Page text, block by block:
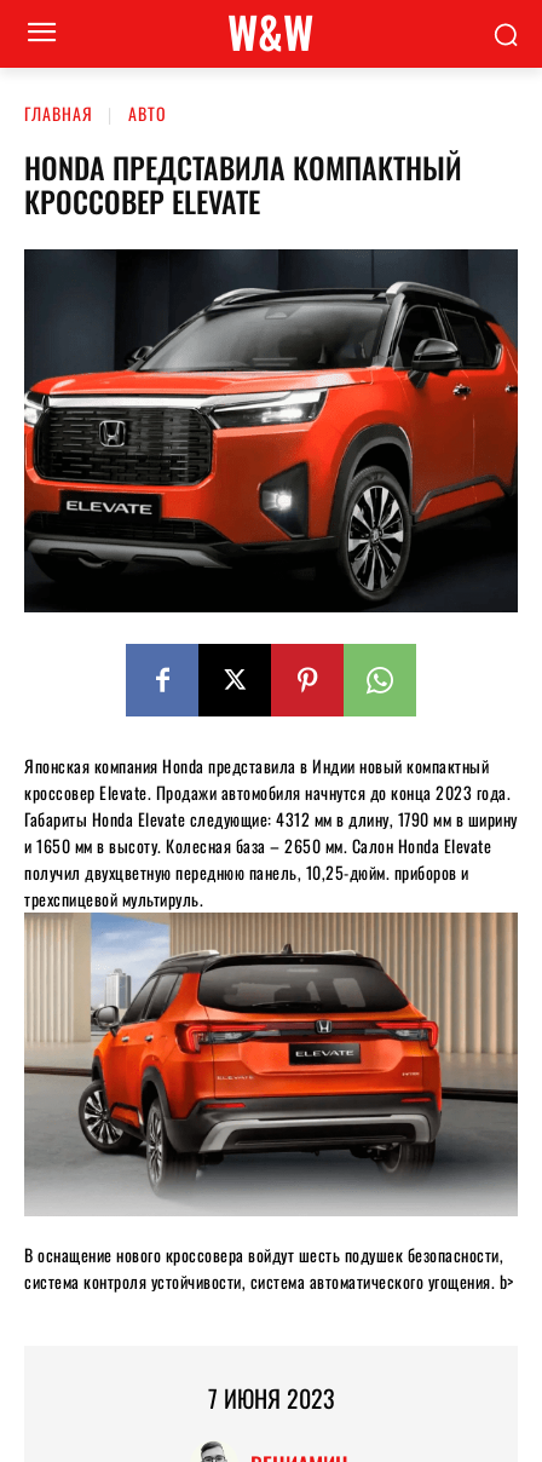
W&W
ГЛАВНАЯ АВТО
HONDA ПРЕДСТАВИЛА КОМПАКТНЫЙ
КРОССОВЕР ELEVATE
Японская компания Honda представила в Индии новый компактный
кроссовер Elevate. Продажи автомобиля начнутся до конца 2023 года.
Габариты Honda Elevate следующие: 4312 мм в длину, 1790 мм в ширину
и 1650 мм в высоту. Колесная база – 2650 мм. Салон Honda Elevate
получил двухцветную переднюю панель, 10,25-дюйм. приборов и
трехспицевой мультируль.
В оснащение нового кроссовера войдут шесть подушек безопасности,
система контроля устойчивости, система автоматического угощения. b>
7 ИЮНЯ 2023